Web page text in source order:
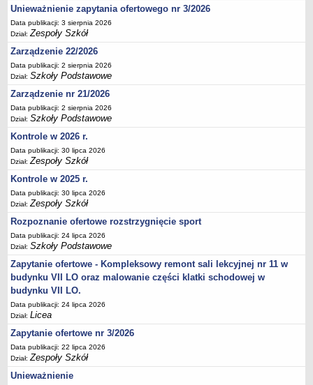
Dane podstawowe
Statut
Majątek
Godziny dyżurów
Ogłoszenia
Zarządzenia
Rejestry, ewidencje, archiwa
Kontrole
PONOWNE WYKORZYSTYWANIE
Sprawozdania
Deklaracja dostępności
DEKLARACJA DOSTĘPNOŚCI
OŚWIADCZENIA MAJĄTKOWE
PONOWNE WYKORZYSTYWANIE
UDOSTĘPNIANIE INFORMACJI PUBLICZNEJ
OCHRONA DANYCH OSOBOWYCH
Unieważnienie zapytania ofertowego nr 3/2026
Data publikacji: 3 sierpnia 2026
Dział:Zespoły Szkół
Zarządzenie 22/2026
Data publikacji: 2 sierpnia 2026
Dział:Szkoły Podstawowe
Zarządzenie nr 21/2026
Data publikacji: 2 sierpnia 2026
Dział:Szkoły Podstawowe
Kontrole w 2026 r.
Data publikacji: 30 lipca 2026
Dział:Zespoły Szkół
Kontrole w 2025 r.
Data publikacji: 30 lipca 2026
Dział:Zespoły Szkół
Rozpoznanie ofertowe rozstrzygnięcie sport
Data publikacji: 24 lipca 2026
Dział:Szkoły Podstawowe
Zapytanie ofertowe - Kompleksowy remont sali lekcyjnej nr 11 w
budynku VII LO oraz malowanie części klatki schodowej w
budynku VII LO.
Data publikacji: 24 lipca 2026
Dział:Licea
Zapytanie ofertowe nr 3/2026
Data publikacji: 22 lipca 2026
Dział:Zespoły Szkół
Unieważnienie